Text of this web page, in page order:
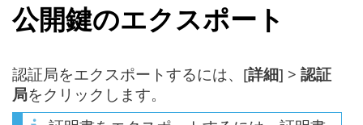
公開鍵のエクスポート
認証局をエクスポートするには、[詳細] > 認証
局をクリックします。